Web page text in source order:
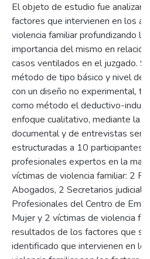
El objeto de estudio fue analizar
factores que intervienen en los
violencia familiar profundizando la
importancia del mismo en
casos ventilados en el juzgado.
método de tipo básico y nivel
con un diseño no experimental,
como método el deductivo-
enfoque cualitativo, mediante la
documental y de entrevistas
estructuradas a 10 participantes
profesionales expertos en la
víctimas de violencia familiar: 2
Abogados, 2 Secretarios
Profesionales del Centro de
Mujer y 2 víctimas de violencia
resultados de los factores que se
identificado que intervienen en